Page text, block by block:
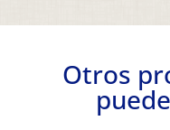
Otros